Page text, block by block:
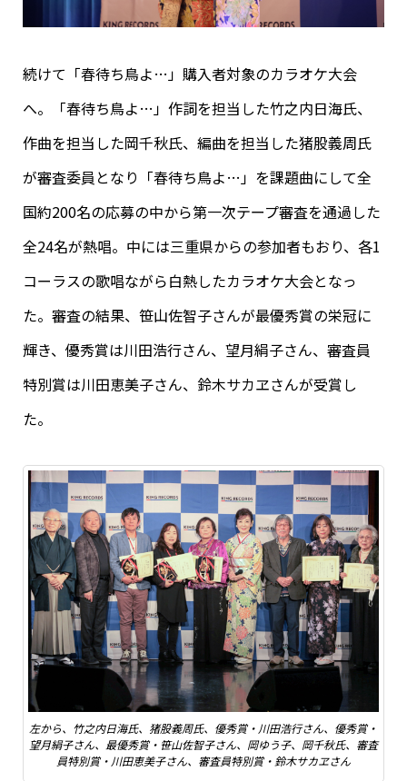
続けて「春待ち鳥よ…」購入者対象のカラオケ大会
へ。「春待ち鳥よ…」作詞を担当した竹之内日海氏、
作曲を担当した岡千秋氏、編曲を担当した猪股義周氏
が審査委員となり「春待ち鳥よ…」を課題曲にして全
国約200名の応募の中から第一次テープ審査を通過した
全24名が熱唱。中には三重県からの参加者もおり、各1
コーラスの歌唱ながら白熱したカラオケ大会となっ
た。審査の結果、笹山佐智子さんが最優秀賞の栄冠に
輝き、優秀賞は川田浩行さん、望月絹子さん、審査員
特別賞は川田恵美子さん、鈴木サカヱさんが受賞し
た。
左から、竹之内日海氏、猪股義周氏、優秀賞・川田浩行さん、優秀賞・
望月絹子さん、最優秀賞・笹山佐智子さん、岡ゆう子、岡千秋氏、審査
員特別賞・川田恵美子さん、審査員特別賞・鈴木サカヱさん